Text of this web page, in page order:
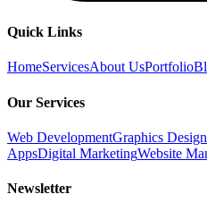
Quick Links
HomeServicesAbout UsPortfolio
Our Services
Web DevelopmentGraphics Design
AppsDigital MarketingWebsite
Newsletter